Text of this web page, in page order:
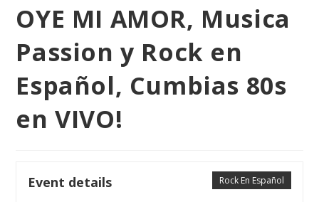
OYE MI AMOR, Musica
Passion y Rock en
Español, Cumbias 80s
en VIVO!
Rock En Español
Event details